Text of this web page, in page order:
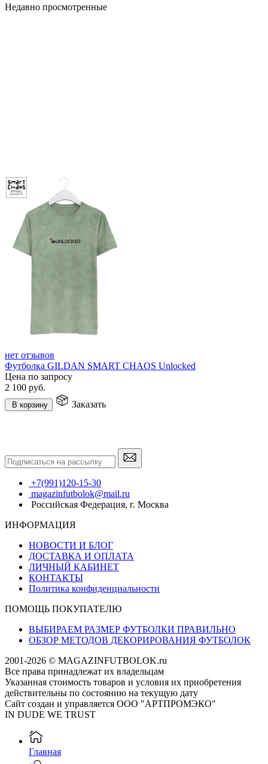
Недавно просмотренные
нет отзывов
Футболка GILDAN SMART CHAOS Unlocked
Цена по запросу
2 100 руб.
В корзину Заказать
+7(991)120-15-30
magazinfutbolok@mail.ru
Российская Федерация, г. Москва
ИНФОРМАЦИЯ
НОВОСТИ И БЛОГ
ДОСТАВКА И ОПЛАТА
ЛИЧНЫЙ КАБИНЕТ
КОНТАКТЫ
Политика конфиденциальности
ПОМОЩЬ ПОКУПАТЕЛЮ
ВЫБИРАЕМ РАЗМЕР ФУТБОЛКИ ПРАВИЛЬНО
ОБЗОР МЕТОДОВ ДЕКОРИРОВАНИЯ ФУТБОЛОК
2001-2026 © MAGAZINFUTBOLOK.ru
Все права принадлежат их владельцам
Указанная стоимость товаров и условия их приобретения
действительны по состоянию на текущую дату
Сайт создан и управляется ООО "АРТПРОМЭКО"
IN DUDE WE TRUST
Главная